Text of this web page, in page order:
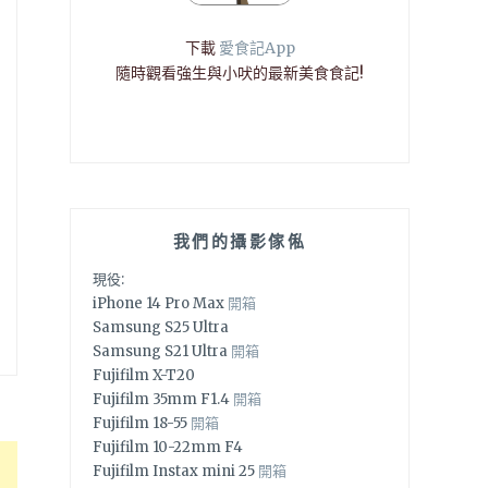
下載 愛食記App
隨時觀看強生與小吠的最新美食食記!
我們的攝影傢俬
現役:
iPhone 14 Pro Max 開箱
Samsung S25 Ultra
Samsung S21 Ultra 開箱
Fujifilm X-T20
Fujifilm 35mm F1.4 開箱
Fujifilm 18-55 開箱
Fujifilm 10-22mm F4
Fujifilm Instax mini 25 開箱